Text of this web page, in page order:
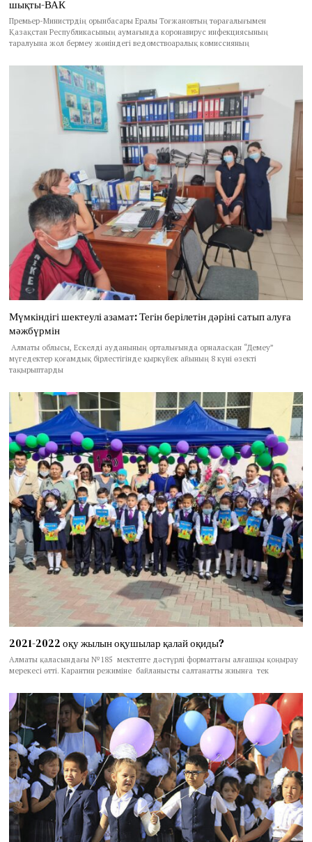
шықты-ВАК
Премьер-Министрдің орынбасары Ералы Тоғжановтың төрағалығымен
Қазақстан Республикасының аумағында коронавирус инфекциясының
таралуына жол бермеу жөніндегі ведомствоаралық комиссияның
Мүмкіндігі шектеулі азамат: Тегін берілетін дәріні сатып алуға
мәжбүрмін
Алматы облысы, Ескелді ауданының орталығында орналасқан “Демеу”
мүгедектер қоғамдық бірлестігінде қыркүйек айының 8 күні өзекті
тақырыптарды
2021-2022 оқу жылын оқушылар қалай оқиды?
Алматы қаласындағы №185 мектепте дәстүрлі форматтағы алғашқы қоңырау
мерекесі өтті. Карантин режиміне байланысты салтанатты жиынға тек